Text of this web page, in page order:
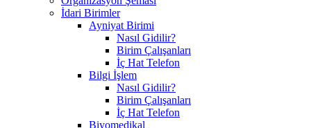
İdari Birimler
Ayniyat Birimi
Nasıl Gidilir?
Birim Çalışanları
İç Hat Telefon
Bilgi İşlem
Nasıl Gidilir?
Birim Çalışanları
İç Hat Telefon
Biyomedikal